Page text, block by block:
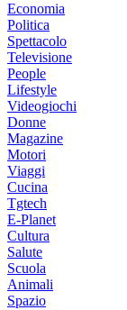
Economia
Politica
Spettacolo
Televisione
People
Lifestyle
Videogiochi
Donne
Magazine
Motori
Viaggi
Cucina
Tgtech
E-Planet
Cultura
Salute
Scuola
Animali
Spazio